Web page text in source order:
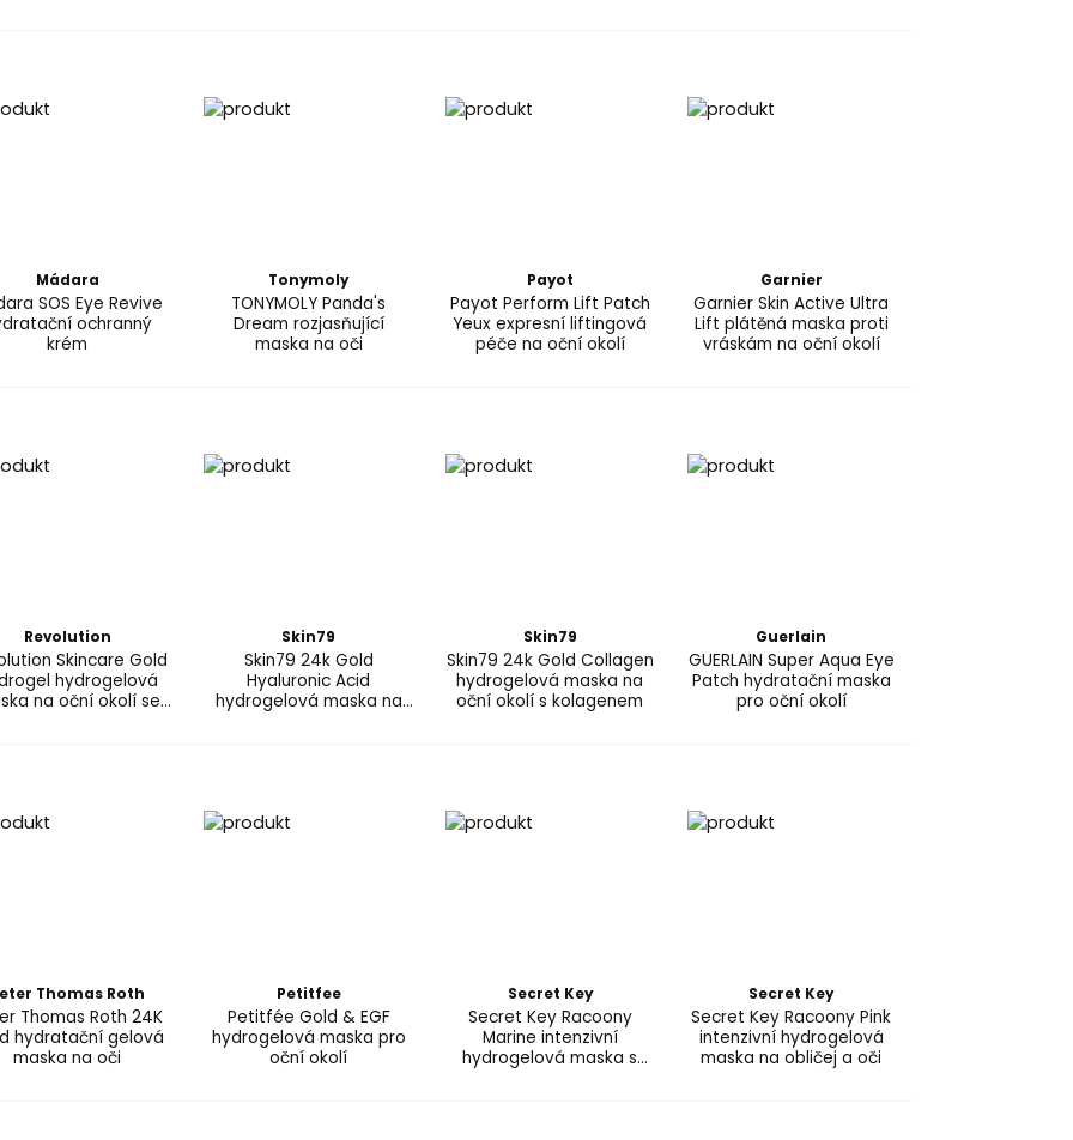
Mádara
SOS Eye Revive
ochranný
krém
Tonymoly
TONYMOLY Panda's
Dream rozjasňující
maska na oči
Payot
Payot Perform Lift Patch
Yeux expresní liftingová
péče na oční okolí
Garnier
Garnier Skin Active Ultra
Lift plátěná maska proti
vráskám na oční okolí
Revolution
Skincare Gold
hydrogelová
na oční okolí se
Skin79
Skin79 24k Gold
Hyaluronic Acid
hydrogelová maska na
Skin79
Skin79 24k Gold Collagen
hydrogelová maska na
oční okolí s kolagenem
Guerlain
GUERLAIN Super Aqua Eye
Patch hydratační maska
pro oční okolí
Thomas Roth
Thomas Roth 24K
hydratační gelová
maska na oči
Petitfee
Petitfée Gold & EGF
hydrogelová maska pro
oční okolí
Secret Key
Secret Key Racoony
Marine intenzivní
hydrogelová maska s
Secret Key
Secret Key Racoony Pink
intenzivní hydrogelová
maska na obličej a oči